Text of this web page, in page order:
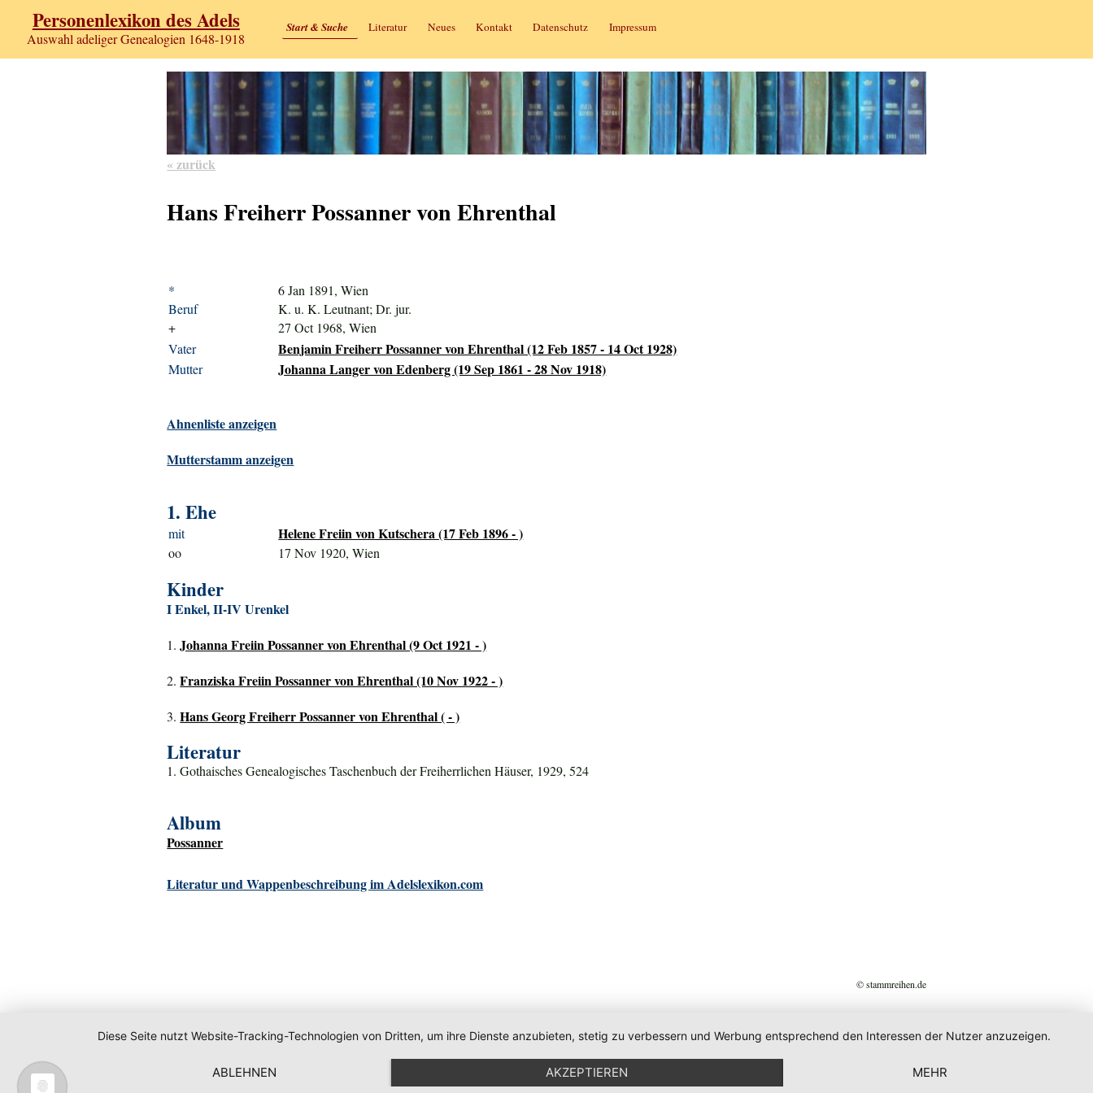
Personenlexikon des Adels
Auswahl adeliger Genealogien 1648-1918
Start & Suche Literatur Neues Kontakt Datenschutz Impressum
« zurück
Hans Freiherr Possanner von Ehrenthal
*
6 Jan 1891, Wien
Beruf
K. u. K. Leutnant; Dr. jur.
+
27 Oct 1968, Wien
Vater
Benjamin Freiherr Possanner von Ehrenthal (12 Feb 1857 - 14 Oct 1928)
Mutter Johanna Langer von Edenberg (19 Sep 1861 - 28 Nov 1918)
Ahnenliste anzeigen
Mutterstamm anzeigen
1. Ehe
mit Helene Freiin von Kutschera (17 Feb 1896 - )
oo 17 Nov 1920, Wien
Kinder
I Enkel, II-IV Urenkel
1.Johanna Freiin Possanner von Ehrenthal (9 Oct 1921 - )
2.Franziska Freiin Possanner von Ehrenthal (10 Nov 1922 - )
3.Hans Georg Freiherr Possanner von Ehrenthal ( - )
Literatur
1. Gothaisches Genealogisches Taschenbuch der Freiherrlichen Häuser, 1929, 524
Album
Possanner
Literatur und Wappenbeschreibung im Adelslexikon.com
© stammreihen.de
Diese Seite nutzt Website-Tracking-Technologien von Dritten, um ihre Dienste anzubieten, stetig zu verbessern und Werbung entsprechend den Interessen der Nutzer anzuzeigen.
ABLEHNEN AKZEPTIEREN MEHR